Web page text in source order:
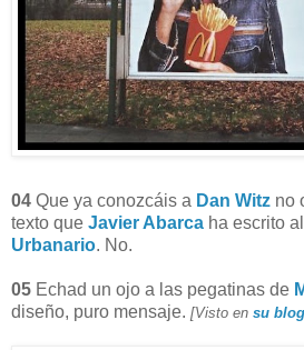
04 Que ya conozcáis a Dan Witz no
texto que Javier Abarca ha escrito
Urbanario. No.
05 Echad un ojo a las pegatinas de
diseño, puro mensaje. [Visto en su